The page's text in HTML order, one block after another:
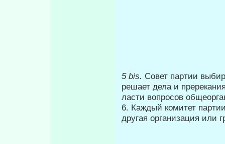
5 bis. Совет партии
решает дела и
ласти вопросов
6. Каждый комитет
другая организация или